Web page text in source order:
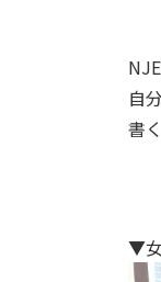
自
書
▼女